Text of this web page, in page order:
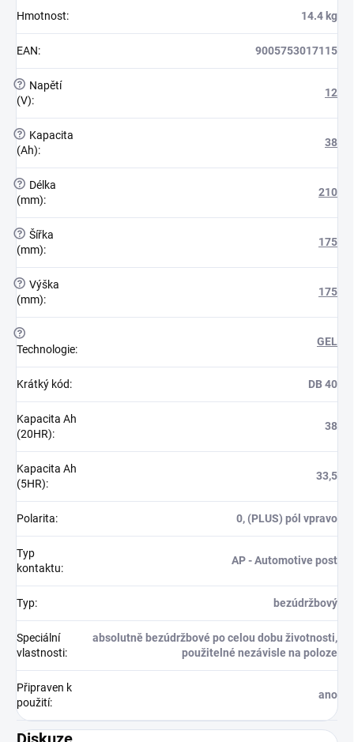
Hmotnost: 14.4 kg
EAN: 9005753017115
?
Napětí
(V):
12
?
Kapacita
(Ah):
38
?
Délka
(mm):
210
? Šířka
(mm):
175
? Výška
(mm):
175
?
Technologie:
GEL
Krátký kód: DB 40
Kapacita Ah
(20HR):
38
Kapacita Ah
(5HR):
33,5
Polarita: 0, (PLUS) pól vpravo
Typ
kontaktu:
AP - Automotive post
Typ: bezúdržbový
Speciální
vlastnosti:
absolutně bezúdržbové po celou dobu životnosti,
použitelné nezávisle na poloze
Připraven k
použití:
ano